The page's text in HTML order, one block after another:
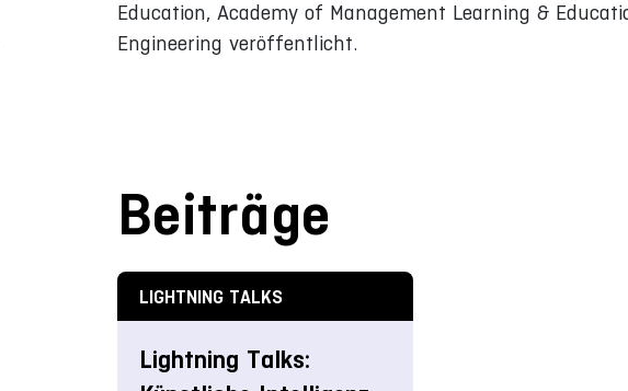
Education, Academy of Management Learning &
Engineering veröffentlicht.
Beiträge
LIGHTNING TALKS
Lightning Talks: